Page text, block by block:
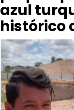
azul
histórico